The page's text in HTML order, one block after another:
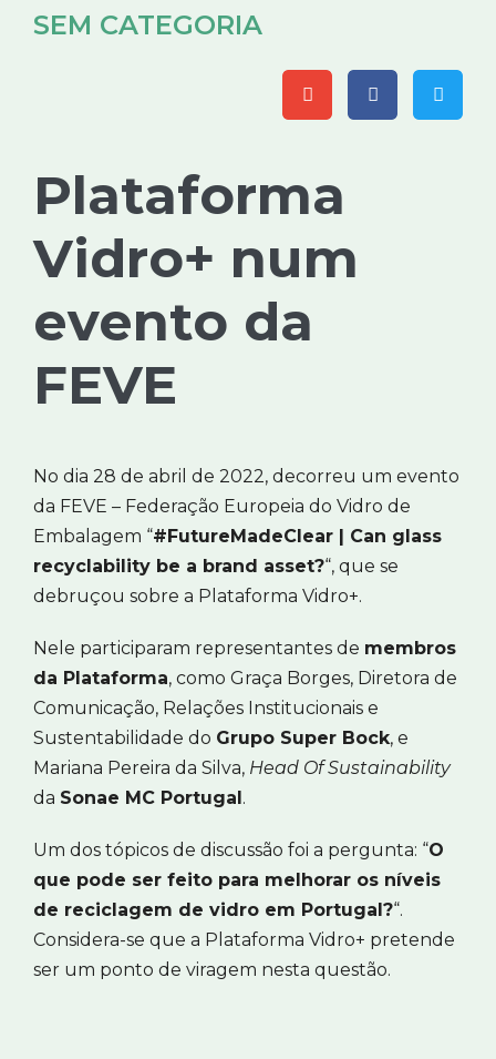
SEM CATEGORIA
Plataforma
Vidro+ num
evento da
FEVE
No dia 28 de abril de 2022, decorreu um evento
da FEVE – Federação Europeia do Vidro de
Embalagem “#FutureMadeClear | Can glass
recyclability be a brand asset?“, que se
debruçou sobre a Plataforma Vidro+.
Nele participaram representantes de membros
da Plataforma, como Graça Borges, Diretora de
Comunicação, Relações Institucionais e
Sustentabilidade do Grupo Super Bock, e
Mariana Pereira da Silva, Head Of Sustainability
da Sonae MC Portugal.
Um dos tópicos de discussão foi a pergunta: “O
que pode ser feito para melhorar os níveis
de reciclagem de vidro em Portugal?“.
Considera-se que a Plataforma Vidro+ pretende
ser um ponto de viragem nesta questão.